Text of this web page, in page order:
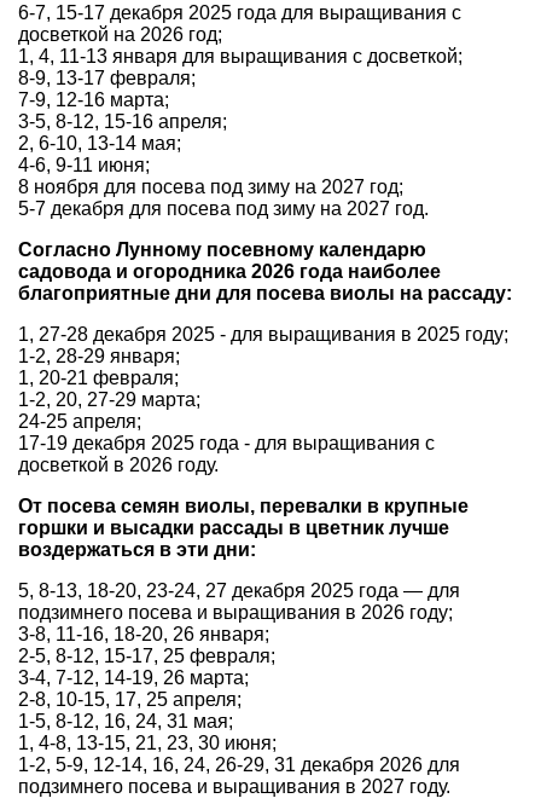
6-7, 15-17 декабря 2025 года для выращивания с
досветкой на 2026 год;
1, 4, 11-13 января для выращивания с досветкой;
8-9, 13-17 февраля;
7-9, 12-16 марта;
3-5, 8-12, 15-16 апреля;
2, 6-10, 13-14 мая;
4-6, 9-11 июня;
8 ноября для посева под зиму на 2027 год;
5-7 декабря для посева под зиму на 2027 год.
Согласно Лунному посевному календарю
садовода и огородника 2026 года наиболее
благоприятные дни для посева виолы на рассаду:
1, 27-28 декабря 2025 - для выращивания в 2025 году;
1-2, 28-29 января;
1, 20-21 февраля;
1-2, 20, 27-29 марта;
24-25 апреля;
17-19 декабря 2025 года - для выращивания c
досветкой в 2026 году.
От посева семян виолы, перевалки в крупные
горшки и высадки рассады в цветник лучше
воздержаться в эти дни:
5, 8-13, 18-20, 23-24, 27 декабря 2025 года — для
подзимнего посева и выращивания в 2026 году;
3-8, 11-16, 18-20, 26 января;
2-5, 8-12, 15-17, 25 февраля;
3-4, 7-12, 14-19, 26 марта;
2-8, 10-15, 17, 25 апреля;
1-5, 8-12, 16, 24, 31 мая;
1, 4-8, 13-15, 21, 23, 30 июня;
1-2, 5-9, 12-14, 16, 24, 26-29, 31 декабря 2026 для
подзимнего посева и выращивания в 2027 году.